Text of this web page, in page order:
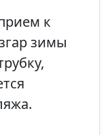
к
зимы